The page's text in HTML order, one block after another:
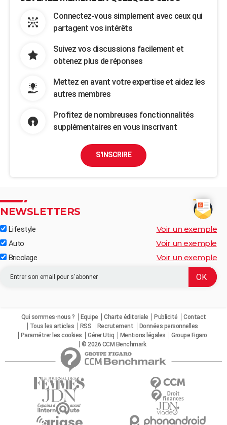
Connectez-vous simplement avec ceux qui
partagent vos intérêts
Suivez vos discussions facilement et
obtenez plus de réponses
Mettez en avant votre expertise et aidez les
autres membres
Profitez de nombreuses fonctionnalités
supplémentaires en vous inscrivant
S'INSCRIRE
NEWSLETTERS
Lifestyle Voir un exemple
Auto Voir un exemple
Bricolage Voir un exemple
Qui sommes-nous ? Equipe Charte éditoriale Publicité
Contact
Tous les articles
RSS Recrutement
Données personnelles
Paramétrer les cookies
Gérer Utiq Mentions légales
Groupe Figaro
© 2026 CCM Benchmark